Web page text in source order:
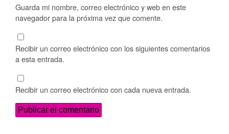
Guarda mi nombre, correo electrónico y web en este
navegador para la próxima vez que comente.
Recibir un correo electrónico con los siguientes comentarios
a esta entrada.
Recibir un correo electrónico con cada nueva entrada.